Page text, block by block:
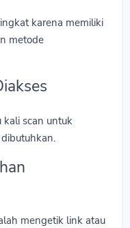
karena memiliki
metode
kali scan untuk
mengetik link atau